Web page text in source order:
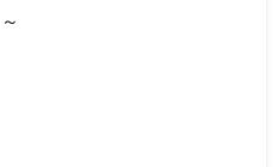
～